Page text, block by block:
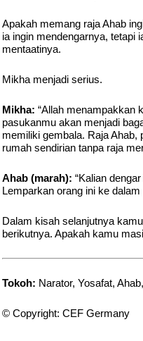
Apakah memang raja Ahab
ia ingin mendengarnya, tetapi
mentaatinya.
Mikha menjadi serius.
Mikha: “Allah menampakkan
pasukanmu akan menjadi
memiliki gembala. Raja Ahab,
rumah sendirian tanpa raja
Ahab (marah): “Kalian
Lemparkan orang ini ke dalam
Dalam kisah selanjutnya
berikutnya. Apakah kamu
Tokoh: Narator, Yosafat,
© Copyright: CEF Germany